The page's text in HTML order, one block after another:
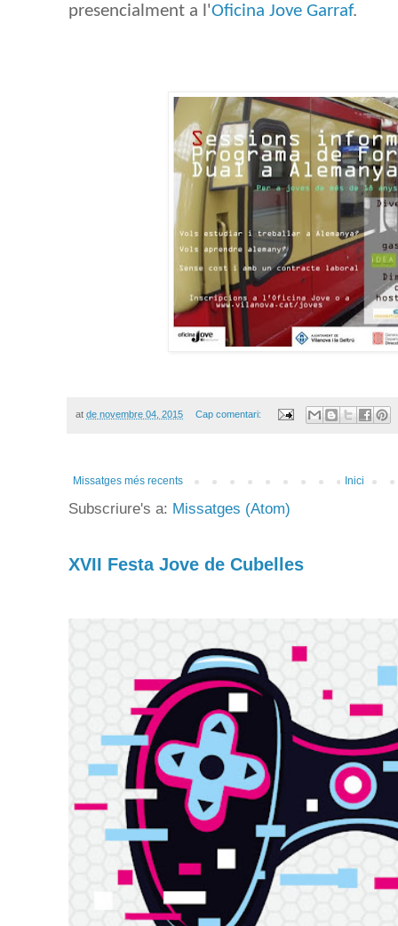
presencialment a l'Oficina Jove Garraf.
at de novembre 04, 2015 Cap comentari:
Missatges més recents Inici
Subscriure's a: Missatges (Atom)
XVII Festa Jove de Cubelles